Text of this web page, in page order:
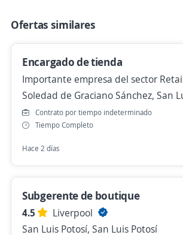
Hace 20 horas
Gestor Vencida
Banco Azteca
Axtla de Terrazas, San Luis Potosí
$ 10,000.00 (Mensual)
Hace 22 horas
Anterior
Ofertas similares
Encargado de tienda
Importante empresa del sector
Soledad de Graciano Sánchez, San
Contrato por tiempo indeterminado
Tiempo Completo
Hace 2 días
Subgerente de boutique
4.5
Liverpool
San Luis Potosí, San Luis Potosí